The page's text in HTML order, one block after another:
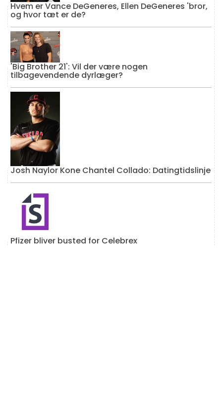
Hvem er Vance DeGeneres, Ellen DeGeneres 'bror,
og hvor tæt er de?
'Big Brother 21': Vil der være nogen
tilbagevendende dyrlæger?
Josh Naylor Kone Chantel Collado: Datingtidslinje
Pfizer bliver busted for Celebrex